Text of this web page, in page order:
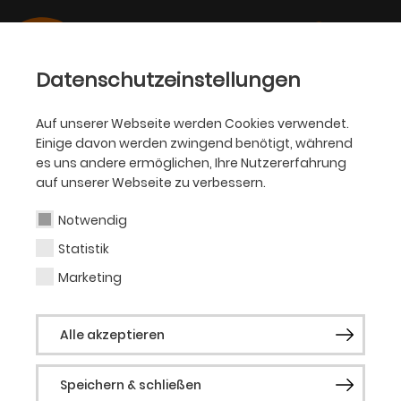
Datenschutzeinstellungen
Auf unserer Webseite werden Cookies verwendet.
Einige davon werden zwingend benötigt, während
es uns andere ermöglichen, Ihre Nutzererfahrung
auf unserer Webseite zu verbessern.
Notwendig
Statistik
Marketing
Alle akzeptieren
Speichern & schließen
OPER
Christoph Winkler
Regisseur
Christoph Winkler, 1967 in Torgau geboren,
gilt als einer der vielseitigsten
Choreografen Deutschlands. Seine Arbeit
umfasst ein weites Spektrum von